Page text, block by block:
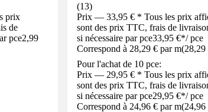
prix
de
pce2,99
(13)
Prix — 33,95 € * Tous les prix
sont des prix TTC, frais de
si nécessaire par pce33,95 €*/ pce
Correspond à 28,29 € par m(28,29
Pour l'achat de 10 pce:
Prix — 29,95 € * Tous les prix
sont des prix TTC, frais de
si nécessaire par pce29,95 €*/ pce
Correspond à 24,96 € par m(24,96